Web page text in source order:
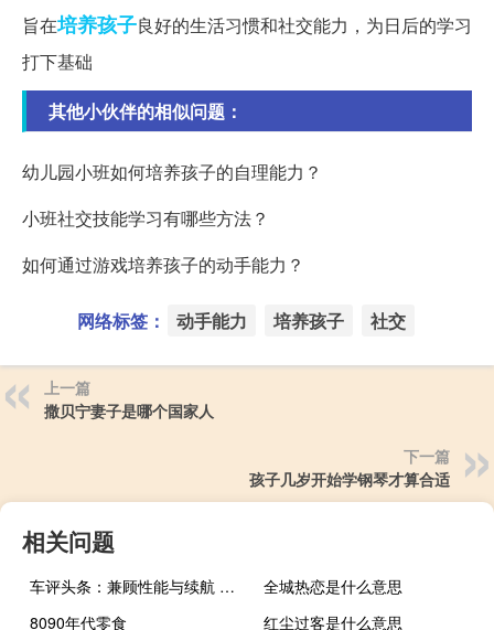
旨在培养孩子良好的生活习惯和社交能力，为日后的学习
打下基础
其他小伙伴的相似问题：
幼儿园小班如何培养孩子的自理能力？
小班社交技能学习有哪些方法？
如何通过游戏培养孩子的动手能力？
网络标签： 动手能力 培养孩子 社交
上一篇
撒贝宁妻子是哪个国家人
下一篇
孩子几岁开始学钢琴才算合适
相关问题
车评头条：兼顾性能与续航 试驾特斯拉Model S 100D
全城热恋是什么意思
8090年代零食
红尘过客是什么意思